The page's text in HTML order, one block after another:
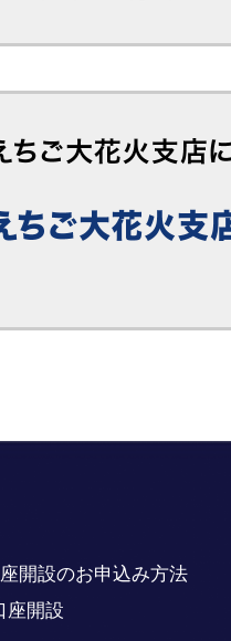
開設のお申込み方法
座開設